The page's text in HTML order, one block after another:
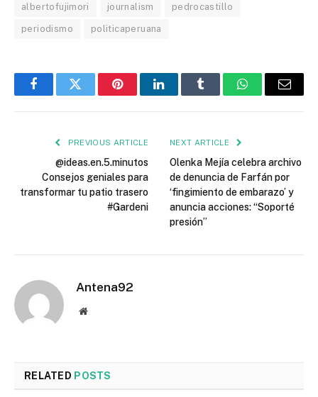
albertofujimori journalism pedrocastillo
periodismo politicaperuana
FacebookTwitter PinterestLinkedInTumblr WhatsAppEmail
PREVIOUS ARTICLE
@ideas.en.5.minutos
Consejos geniales para
transformar tu patio trasero
#Gardeni
NEXT ARTICLE
Olenka Mejía celebra archivo
de denuncia de Farfán por
‘fingimiento de embarazo’ y
anuncia acciones: “Soporté
presión”
Antena92
Website
RELATED POSTS